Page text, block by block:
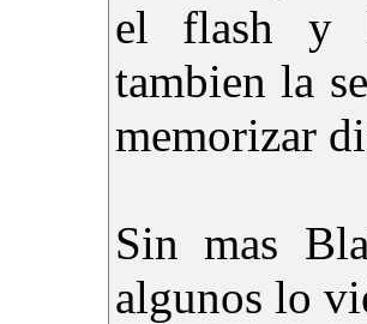
el flash y
tambien la
memorizar
Sin mas
algunos lo